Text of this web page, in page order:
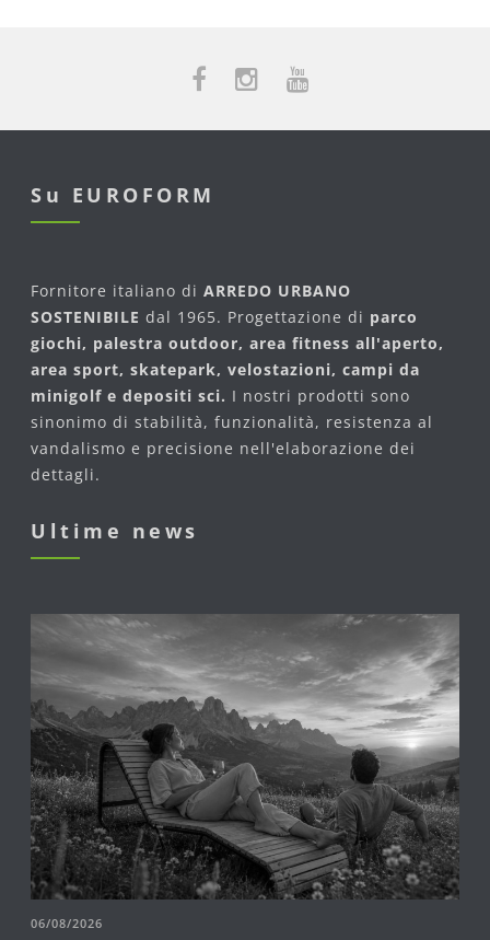
Su EUROFORM
Fornitore italiano di ARREDO URBANO
SOSTENIBILE dal 1965. Progettazione di parco
giochi, palestra outdoor, area fitness all'aperto,
area sport, skatepark, velostazioni, campi da
minigolf e depositi sci. I nostri prodotti sono
sinonimo di stabilità, funzionalità, resistenza al
vandalismo e precisione nell'elaborazione dei
dettagli.
Ultime news
06/08/2026